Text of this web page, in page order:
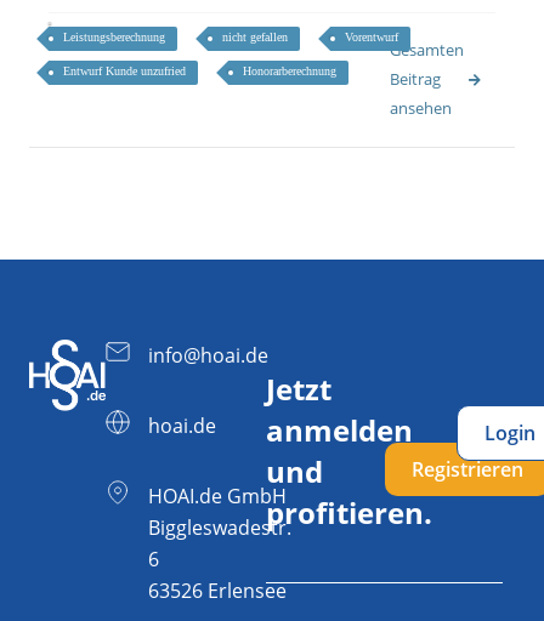
Leistungsberechnung nicht gefallen Vorentwurf
Entwurf Kunde unzufried Honorarberechnung
Gesamten
Beitrag
ansehen
info@hoai.de
hoai.de
HOAI.de GmbH
Biggleswadestr.
6
63526 Erlensee
Jetzt
anmelden
und
profitieren.
Registrieren
Login